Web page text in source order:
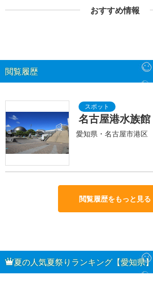
おすすめ情報
閲覧履歴
名古屋港水族館
愛知県・名古屋市港区
閲覧履歴をもっと見る
夏の人気夏祭りランキング【愛知県】